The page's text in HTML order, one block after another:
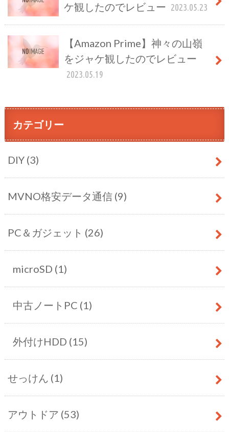
ケ観したのでレビュー 2023.05.23
【Amazon Prime】神々の山嶺
をジャケ観したのでレビュー
2023.05.19
カテゴリー
DIY (3)
MVNO格安データ通信 (9)
PC＆ガジェット (26)
microSD (1)
中古ノートPC (1)
外付けHDD (15)
せっけん (1)
アウトドア (53)